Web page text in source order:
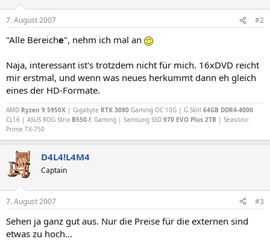
7. August 2007 #2
"Alle Bereiche", nehm ich mal an
Naja, interessant ist's trotzdem nicht für mich. 16xDVD reicht
mir erstmal, und wenn was neues herkummt dann eh gleich
eines der HD-Formate.
AMD Ryzen 9 5950X | Gigabyte RTX 3080 Gaming OC 10G | G.Skill 64GB DDR4-4000
CL16 | ASUS ROG Strix B550-E Gaming | Samsung SSD 970 EVO Plus 2TB | Seasonic
Prime TX-750
D4L4!L4M4
Captain
7. August 2007 #3
Sehen ja ganz gut aus. Nur die Preise für die externen sind
etwas zu hoch...